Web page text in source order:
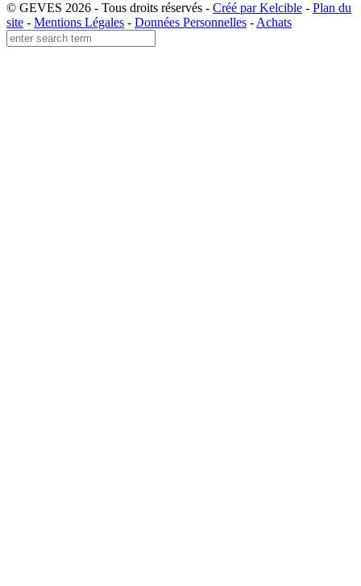
© GEVES 2026 - Tous droits réservés - Créé par Kelcible - Plan du
site - Mentions Légales - Données Personnelles - Achats